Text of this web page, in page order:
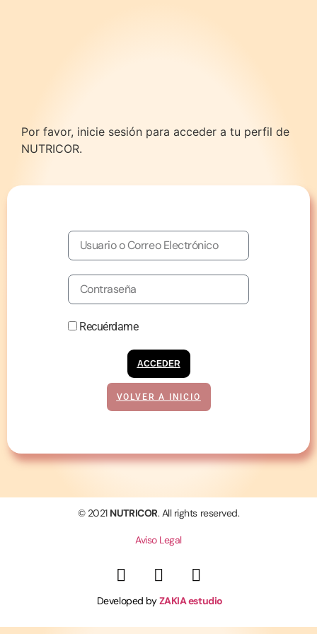
Por favor, inicie sesión para acceder a tu perfil de
NUTRICOR.
Recuérdame
ACCEDER
VOLVER A INICIO
© 2021 NUTRICOR. All rights reserved.
Aviso Legal
Developed byZAKIA estudio